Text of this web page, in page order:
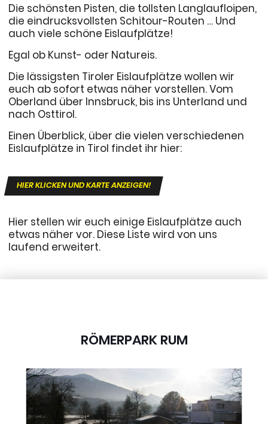
Die schönsten Pisten, die tollsten Langlaufloipen,
die eindrucksvollsten Schitour-Routen … Und
auch viele schöne Eislaufplätze!
Egal ob Kunst- oder Natureis.
Die lässigsten Tiroler Eislaufplätze wollen wir
euch ab sofort etwas näher vorstellen. Vom
Oberland über Innsbruck, bis ins Unterland und
nach Osttirol.
Einen Überblick, über die vielen verschiedenen
Eislaufplätze in Tirol findet ihr hier:
HIER KLICKEN UND KARTE ANZEIGEN!
Hier stellen wir euch einige Eislaufplätze auch
etwas näher vor. Diese Liste wird von uns
laufend erweitert.
RÖMERPARK RUM